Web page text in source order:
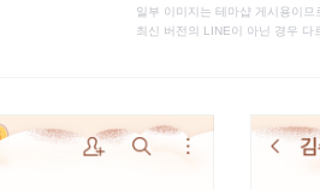
일부 이미지는 테마샵 게시용이
최신 버전의 LINE이 아닌 경우 다